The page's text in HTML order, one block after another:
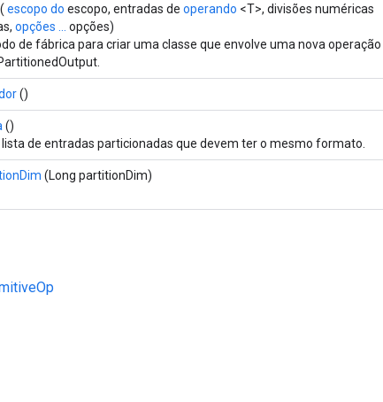
( escopo do escopo, entradas de operando <T>, divisões numéricas
opções ...
opções)
de fábrica para criar uma classe que envolve uma nova operação
()
()
de entradas particionadas que devem ter o mesmo formato.
(Long partitionDim)